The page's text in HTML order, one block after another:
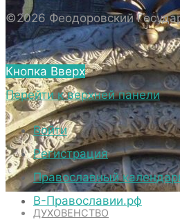
ВНЕШНИЙ ВИД
ВНЕШНИЙ ВИД
ВЕРХНИЙ ХРАМ
ГОСУДАРЕВА
НИЖНИЙ ХРАМ
ГОСУДАРЕВА
ТЕРРИТОРИЯ
ДУХОВЕНСТВО
©2026 Феодоровский
Кнопка Вверх
Перейти к верхней панели
Войти
Регистрация
Православный
В-Православии.рф